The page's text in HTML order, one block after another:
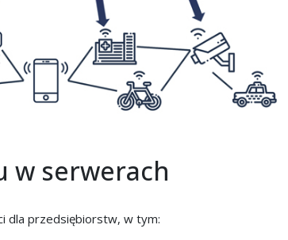
w serwerach
dla przedsiębiorstw, w tym: